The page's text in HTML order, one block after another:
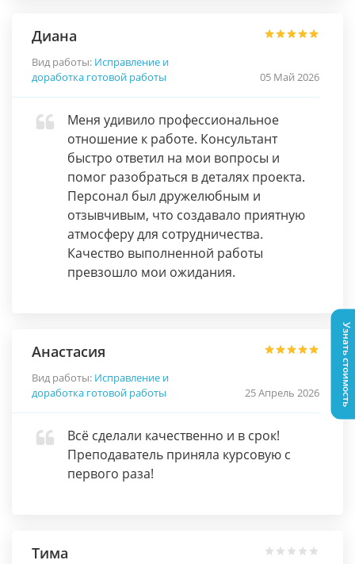
Диана
Вид работы: Исправление и
доработка готовой работы
05 Май 2026
Меня удивило профессиональное
отношение к работе. Консультант
быстро ответил на мои вопросы и
помог разобраться в деталях проекта.
Персонал был дружелюбным и
отзывчивым, что создавало приятную
атмосферу для сотрудничества.
Качество выполненной работы
превзошло мои ожидания.
Анастасия
Вид работы: Исправление и
доработка готовой работы
25 Апрель 2026
Всё сделали качественно и в срок!
Преподаватель приняла курсовую с
первого раза!
Тима
Узнать стоимость